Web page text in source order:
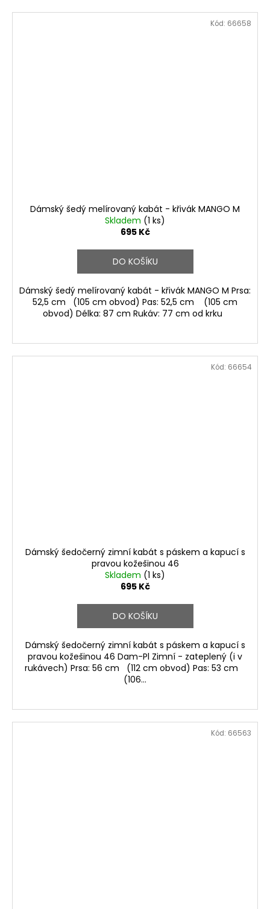
Dámský šedý melírovaný kabát - křivák MANGO M
Skladem (1 ks)
695 Kč
DO KOŠÍKU
Dámský šedý melírovaný kabát - křivák MANGO M Prsa:
52,5 cm (105 cm obvod) Pas: 52,5 cm (105 cm
obvod) Délka: 87 cm Rukáv: 77 cm od krku
Kód: 66658
Dámský šedočerný zimní kabát s páskem a kapucí s
pravou kožešinou 46
Skladem (1 ks)
695 Kč
DO KOŠÍKU
Dámský šedočerný zimní kabát s páskem a kapucí s
pravou kožešinou 46 Dam-Pl Zimní - zateplený (i v
rukávech) Prsa: 56 cm (112 cm obvod) Pas: 53 cm
(106...
Kód: 66654
Kód: 66563